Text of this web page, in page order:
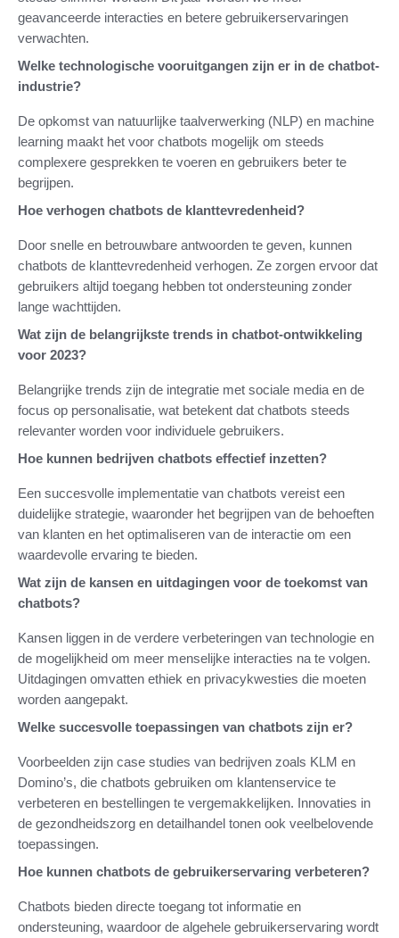
geavanceerde interacties en betere gebruikerservaringen
verwachten.
Welke technologische vooruitgangen zijn er in de chatbot-
industrie?
De opkomst van natuurlijke taalverwerking (NLP) en machine
learning maakt het voor chatbots mogelijk om steeds
complexere gesprekken te voeren en gebruikers beter te
begrijpen.
Hoe verhogen chatbots de klanttevredenheid?
Door snelle en betrouwbare antwoorden te geven, kunnen
chatbots de klanttevredenheid verhogen. Ze zorgen ervoor dat
gebruikers altijd toegang hebben tot ondersteuning zonder
lange wachttijden.
Wat zijn de belangrijkste trends in chatbot-ontwikkeling
voor 2023?
Belangrijke trends zijn de integratie met sociale media en de
focus op personalisatie, wat betekent dat chatbots steeds
relevanter worden voor individuele gebruikers.
Hoe kunnen bedrijven chatbots effectief inzetten?
Een succesvolle implementatie van chatbots vereist een
duidelijke strategie, waaronder het begrijpen van de behoeften
van klanten en het optimaliseren van de interactie om een
waardevolle ervaring te bieden.
Wat zijn de kansen en uitdagingen voor de toekomst van
chatbots?
Kansen liggen in de verdere verbeteringen van technologie en
de mogelijkheid om meer menselijke interacties na te volgen.
Uitdagingen omvatten ethiek en privacykwesties die moeten
worden aangepakt.
Welke succesvolle toepassingen van chatbots zijn er?
Voorbeelden zijn case studies van bedrijven zoals KLM en
Domino’s, die chatbots gebruiken om klantenservice te
verbeteren en bestellingen te vergemakkelijken. Innovaties in
de gezondheidszorg en detailhandel tonen ook veelbelovende
toepassingen.
Hoe kunnen chatbots de gebruikerservaring verbeteren?
Chatbots bieden directe toegang tot informatie en
ondersteuning, waardoor de algehele gebruikerservaring wordt